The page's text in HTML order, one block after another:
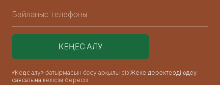
«Кеңес алу» батырмасын басу арқылы сіз Жеке деректерді өңдеу
саясатына келісім бересіз